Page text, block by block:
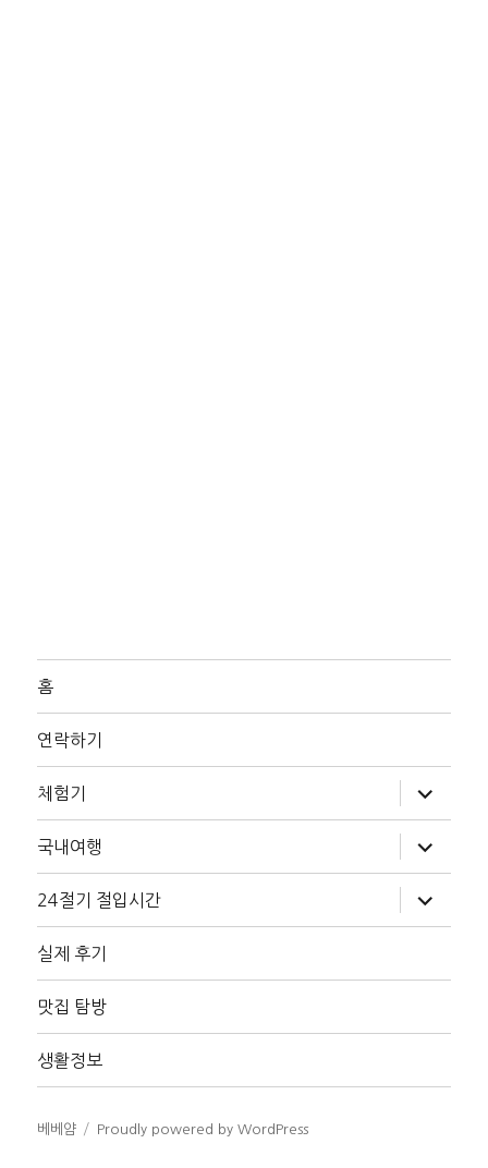
홈
연락하기
체험기
위
메
확
장
국내여행
위
메
확
장
24절기 절입시간
위
메
장
실제 후기
맛집 탐방
생활정보
베베얌 Proudly powered by WordPress